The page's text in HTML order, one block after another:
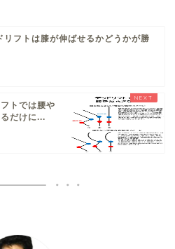
リフトは膝が伸ばせるかどうかが勝
トでは腰や
だけに...